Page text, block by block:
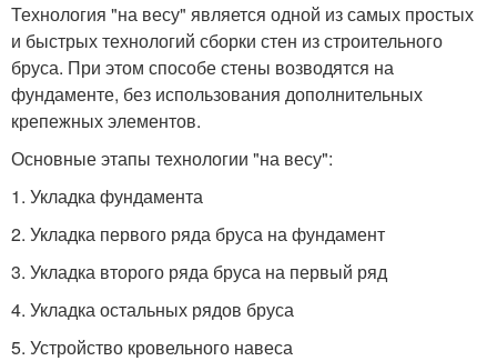
Технология "на весу" является одной из самых простых
и быстрых технологий сборки стен из строительного
бруса. При этом способе стены возводятся на
фундаменте, без использования дополнительных
крепежных элементов.
Основные этапы технологии "на весу":
1. Укладка фундамента
2. Укладка первого ряда бруса на фундамент
3. Укладка второго ряда бруса на первый ряд
4. Укладка остальных рядов бруса
5. Устройство кровельного навеса